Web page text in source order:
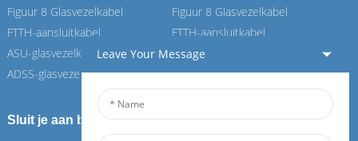
Figuur 8 Glasvezelkabel
FTTH-aansluitkabel
ASU-glasvezelkabel
ADSS-glasvezelkabel
Figuur 8 Glasvezelkabel
FTTH-aansluitkabel
ASU-glasvezelkabel
ADSS-glasvezelkabel
Sluit je aan bij onze Feiboer
Leave Your Message